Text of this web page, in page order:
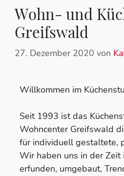
Wohn- und
Greifswald
27. Dezember 2020 von
Willkommen im
Seit 1993 ist das
Wohncenter Greifswald
für individuell gestaltete,
Wir haben uns in der Zeit
erfunden, umgebaut,